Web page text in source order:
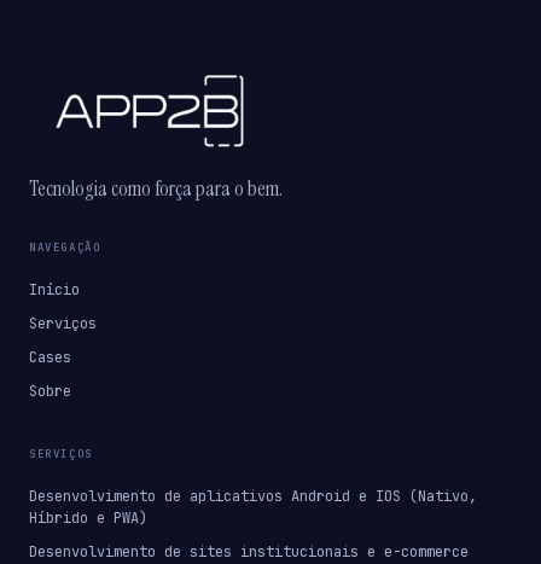
Tecnologia como força para o bem.
NAVEGAÇÃO
Início
Serviços
Cases
Sobre
SERVIÇOS
Desenvolvimento de aplicativos Android e IOS (Nativo,
Híbrido e PWA)
Desenvolvimento de sites institucionais e e-commerce